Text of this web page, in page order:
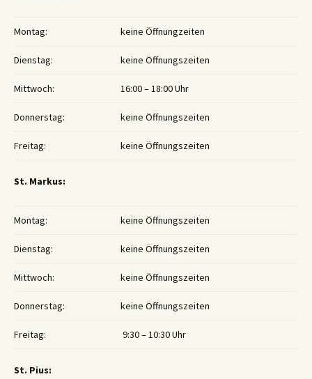
Montag: keine Öffnungzeiten
Dienstag: keine Öffnungszeiten
Mittwoch: 16:00 – 18:00 Uhr
Donnerstag: keine Öffnungszeiten
Freitag: keine Öffnungszeiten
St. Markus:
Montag: keine Öffnungszeiten
Dienstag: keine Öffnungszeiten
Mittwoch: keine Öffnungszeiten
Donnerstag: keine Öffnungszeiten
Freitag: 9:30 – 10:30 Uhr
St. Pius: